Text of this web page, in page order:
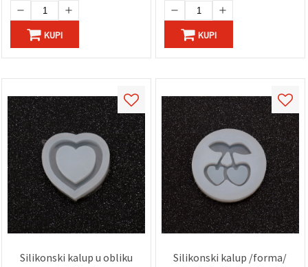
KUPI KUPI
Silikonski kalup u obliku
Silikonski kalup /forma/